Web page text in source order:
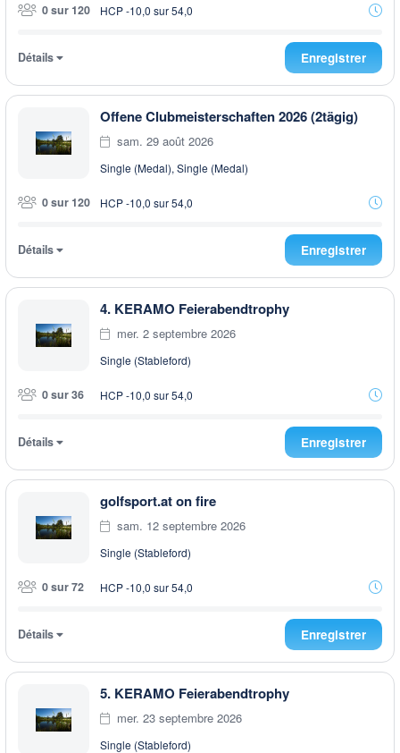
0 sur 120 HCP -10,0 sur 54,0
Détails Enregistrer
Offene Clubmeisterschaften 2026 (2tägig)
sam. 29 août 2026
Single (Medal), Single (Medal)
0 sur 120 HCP -10,0 sur 54,0
Détails Enregistrer
4. KERAMO Feierabendtrophy
mer. 2 septembre 2026
Single (Stableford)
0 sur 36 HCP -10,0 sur 54,0
Détails Enregistrer
golfsport.at on fire
sam. 12 septembre 2026
Single (Stableford)
0 sur 72 HCP -10,0 sur 54,0
Détails Enregistrer
5. KERAMO Feierabendtrophy
mer. 23 septembre 2026
Single (Stableford)